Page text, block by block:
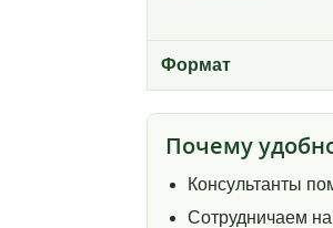
Формат
Почему
Консультанты
Сотрудничаем